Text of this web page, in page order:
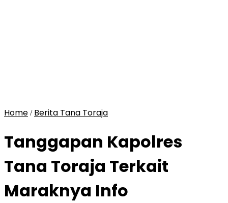
Home / Berita Tana Toraja
Tanggapan Kapolres
Tana Toraja Terkait
Maraknya Info